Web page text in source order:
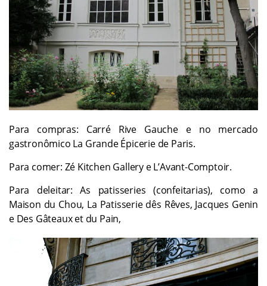
Para compras: Carré Rive Gauche e no mercado
gastronômico La Grande Épicerie de Paris.
Para comer: Zé Kitchen Gallery e L’Avant-Comptoir.
Para deleitar: As patisseries (confeitarias), como a
Maison du Chou, La Patisserie dês Rêves, Jacques Genin
e Des Gâteaux et du Pain,